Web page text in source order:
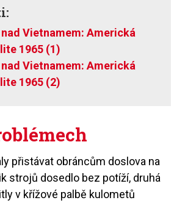
Vietnamem: Americká
1965 (1)
Vietnamem: Americká
1965 (2)
přistávat obráncům doslova na
strojů dosedlo bez potíží, druhá
v křížové palbě kulometů